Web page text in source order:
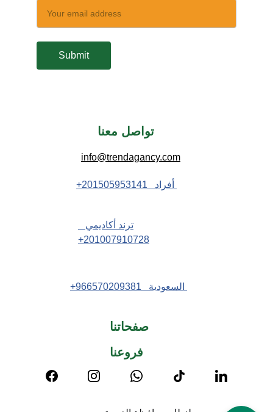
تواصل معنا
Submit
info@trendagancy.com
صفحاتنا
ترند أكاديمي
201007910728+
فروعنا